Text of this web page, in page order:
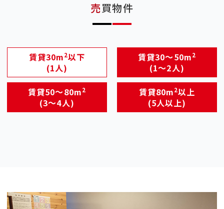
売買物件
賃貸30m2以下
(1人)
賃貸30～50m2
(1～2人)
賃貸50～80m2
(3～4人)
賃貸80m2以上
(5人以上)